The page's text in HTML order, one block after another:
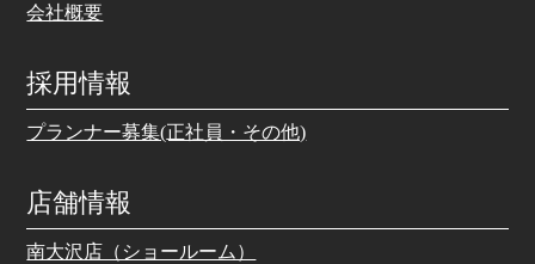
会社概要
採用情報
プランナー募集(正社員・その他)
店舗情報
南大沢店（ショールーム）